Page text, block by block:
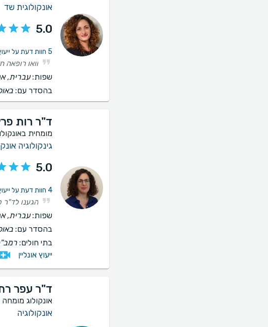
אונקולוגית שד
5.0
5 חוות דעת על ייעוץ אונקולוגית שד
שפות:עברית,
בהסדר עם:
ד"ר רות
מומחית
גינקולוגיה
5.0
4 חוות דעת על ייעוץ אונקולוגית שד
שפות:עברית,
בהסדר עם:
בתי חולים:
ייעוץ אונליין
ד"ר עפר
אונקולוג
אונקולוגיה